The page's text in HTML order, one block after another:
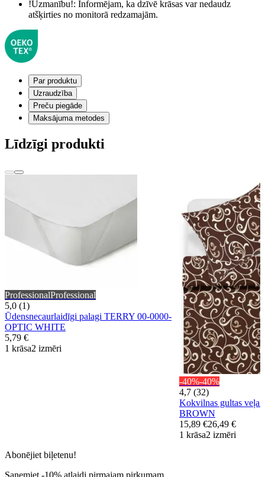
!Uzmanību!: Informējam, ka dzīvē krāsas var nedaudz
atšķirties no monitorā redzamajām.
Par produktu
Uzraudzība
Preču piegāde
Maksājuma metodes
Līdzīgi produkti
ProfessionalProfessional
5,0 (1)
Ūdensnecaurlaidīgi palagi TERRY 00-0000-
OPTIC WHITE
5,79 €
1 krāsa2 izmēri
-40%-40%
4,7 (32)
Kokvilnas gultas veļa
BROWN
15,89 €26,49 €
1 krāsa2 izmēri
Abonējiet biļetenu!